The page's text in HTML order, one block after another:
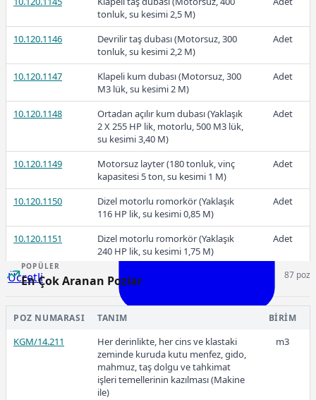
Ücretli
Ücretli
Ücretli
Ücretli
3.920.681,60
tonluk, su kesimi 2,5 M)
10.120.1146
Devrilir taş dubası (Motorsuz, 300
tonluk, su kesimi 2,2 M)
Adet
10.120.1147
Klapeli kum dubası (Motorsuz, 300
M3 lük, su kesimi 2 M)
Adet
10.120.1148
Ortadan açılır kum dubası (Yaklaşık
2 X 255 HP lik, motorlu, 500 M3 lük,
su kesimi 3,40 M)
Adet
10.120.1149
Motorsuz layter (180 tonluk, vinç
kapasitesi 5 ton, su kesimi 1 M)
Adet
10.120.1150
Dizel motorlu romorkör (Yaklaşık
116 HP lik, su kesimi 0,85 M)
Adet
10.120.1151
Dizel motorlu romorkör (Yaklaşık
240 HP lik, su kesimi 1,75 M)
Adet
10.120.1152
Dizel motorlu romorkör (Yaklaşık
310 HP lik, su kesimi 2 M)
Adet
POPÜLER
En Çok Aranan Pozlar 87 poz
POZ NUMARASI TANIM BIRIM
KGM/14.211
Her derinlikte, her cins ve klastaki
zeminde kuruda kutu menfez, gido,
mahmuz, taş dolgu ve tahkimat
işleri temellerinin kazılması (Makine
ile)
m3